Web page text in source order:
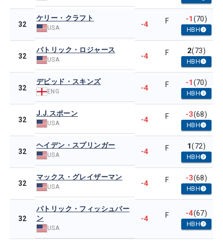
32
ケリー・クラフト
USA -4 F -1(70)
HBH
32
パトリック・ロジャース
USA -4 F 2(73)
HBH
32
デビッド・スキンズ
ENG -4 F -1(70)
HBH
32
J.J.スポーン
USA -4 F -3(68)
HBH
32
ヘイデン・スプリンガー
USA -4 F 1(72)
HBH
32
マックス・グレイザーマン
USA -4 F -3(68)
HBH
32
パトリック・フィッシュバー
ン
USA
-4 F -4(67)
HBH